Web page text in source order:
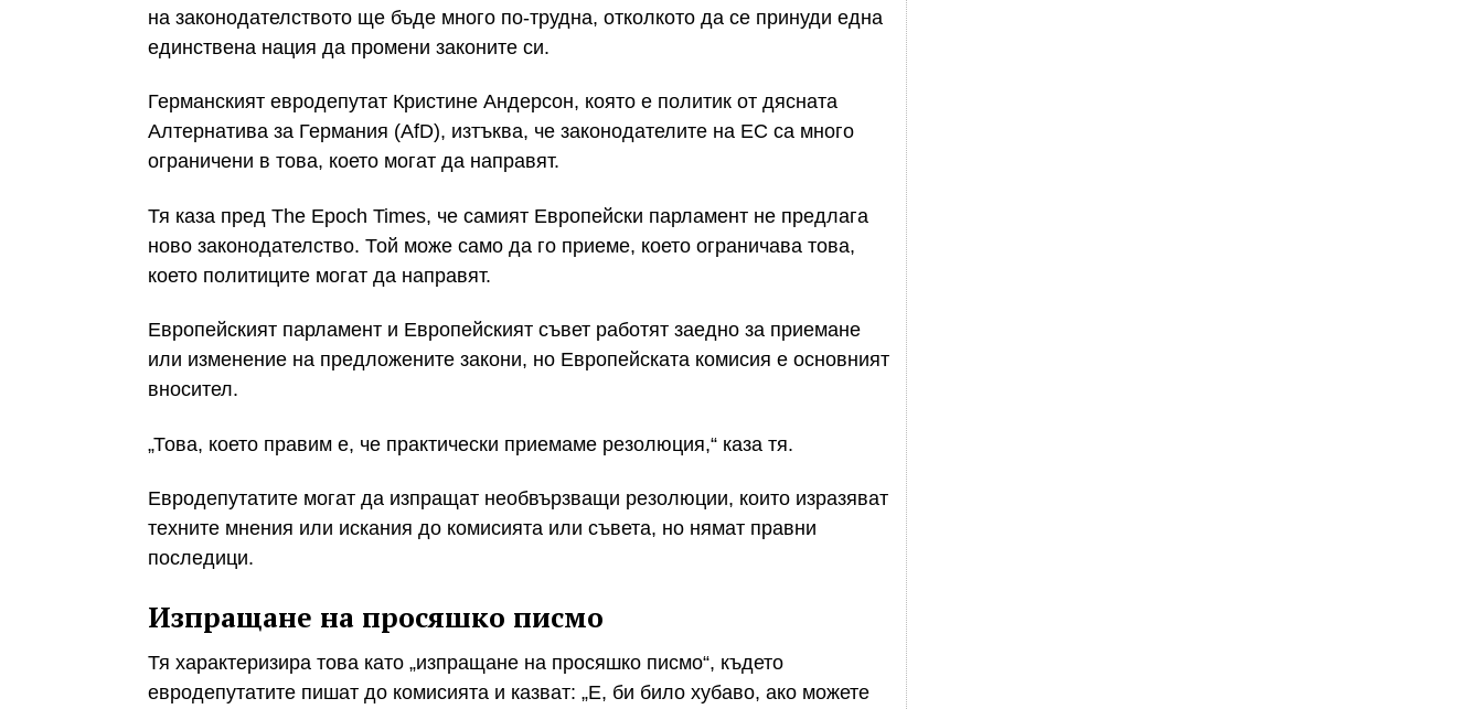
на законодателството ще бъде много по-трудна, отколкото да се принуди една
единствена нация да промени законите си.
Германският евродепутат Кристине Андерсон, която е политик от дясната
Алтернатива за Германия (AfD), изтъква, че законодателите на ЕС са много
ограничени в това, което могат да направят.
Тя каза пред The Epoch Times, че самият Европейски парламент не предлага
ново законодателство. Той може само да го приеме, което ограничава това,
което политиците могат да направят.
Европейският парламент и Европейският съвет работят заедно за приемане
или изменение на предложените закони, но Европейската комисия е основният
вносител.
„Това, което правим е, че практически приемаме резолюция,“ каза тя.
Евродепутатите могат да изпращат необвързващи резолюции, които изразяват
техните мнения или искания до комисията или съвета, но нямат правни
последици.
Изпращане на просяшко писмо
Тя характеризира това като „изпращане на просяшко писмо“, където
евродепутатите пишат до комисията и казват: „Е, би било хубаво, ако можете